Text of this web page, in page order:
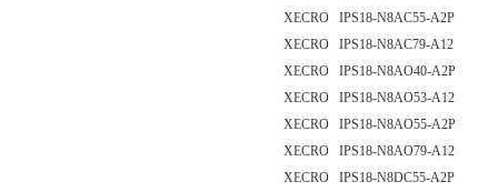
XECRO IPS18-N8AC55-A2P
XECRO IPS18-N8AC79-A12
XECRO IPS18-N8AO40-A2P
XECRO IPS18-N8AO53-A12
XECRO IPS18-N8AO55-A2P
XECRO IPS18-N8AO79-A12
XECRO IPS18-N8DC55-A2P